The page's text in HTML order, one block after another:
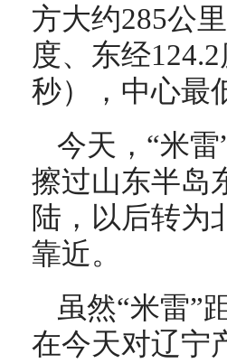
方大约285公
度、东经
秒），中心最
今天，“米
擦过山东半岛
陆，以后转为
靠近。
虽然“米雷”
在今天对辽宁